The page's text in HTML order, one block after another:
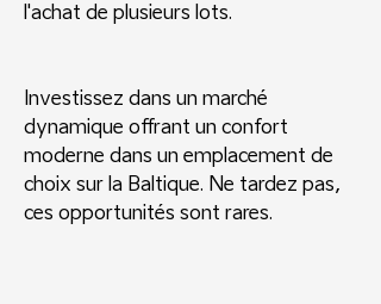
l'achat de plusieurs lots.
Investissez dans un marché
dynamique offrant un confort
moderne dans un emplacement de
choix sur la Baltique. Ne tardez pas,
ces opportunités sont rares.